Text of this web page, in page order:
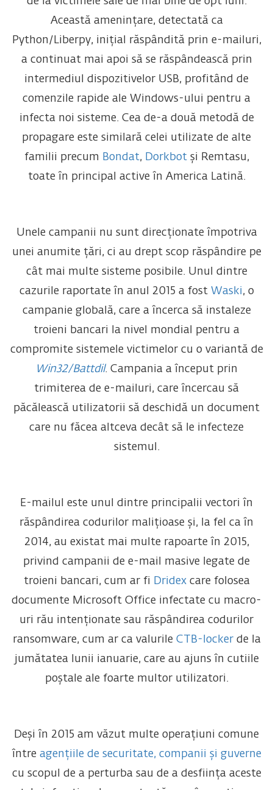
Această amenințare, detectată ca
Python/Liberpy, inițial răspândită prin e-mailuri,
a continuat mai apoi să se răspândească prin
intermediul dispozitivelor USB, profitând de
comenzile rapide ale Windows-ului pentru a
infecta noi sisteme. Cea de-a două metodă de
propagare este similară celei utilizate de alte
familii precum Bondat, Dorkbotși Remtasu,
toate în principal active în America Latină.
Unele campanii nu sunt direcționate împotriva
unei anumite țări, ci au drept scop răspândire pe
cât mai multe sisteme posibile. Unul dintre
cazurile raportate în anul 2015 a fost Waski, o
campanie globală, care a încerca să instaleze
troieni bancari la nivel mondial pentru a
compromite sistemele victimelor cu o variantă de
Win32/Battdil. Campania a început prin
trimiterea de e-mailuri, care încercau să
păcălească utilizatorii să deschidă un document
care nu făcea altceva decât să le infecteze
sistemul.
E-mailul este unul dintre principalii vectori în
răspândirea codurilor malițioase și, la fel ca în
2014, au existat mai multe rapoarte în 2015,
privind campanii de e-mail masive legate de
troieni bancari, cum ar fi Dridexcare folosea
documente Microsoft Office infectate cu macro-
uri rău intenționate sau răspândirea codurilor
ransomware, cum ar ca valurile CTB-lockerde la
jumătatea lunii ianuarie, care au ajuns în cutiile
poștale ale foarte multor utilizatori.
Deși în 2015 am văzut multe operațiuni comune
între agențiile de securitate, companii și guverne
cu scopul de a perturba sau de a desființa aceste